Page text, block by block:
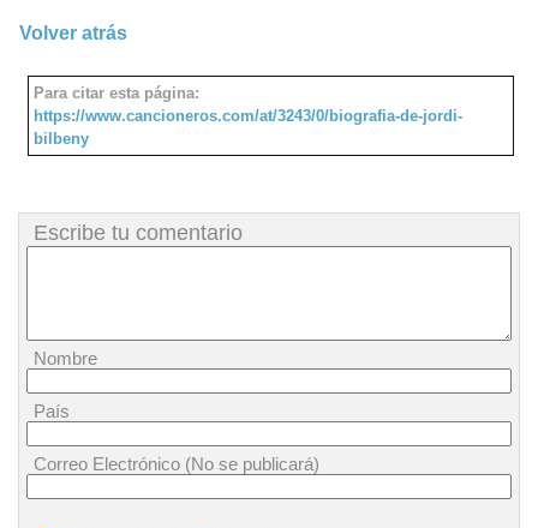
Volver atrás
Para citar esta página:
https://www.cancioneros.com/at/3243/0/biografia-de-jordi-
bilbeny
Escribe tu comentario
Nombre
País
Correo Electrónico (No se publicará)